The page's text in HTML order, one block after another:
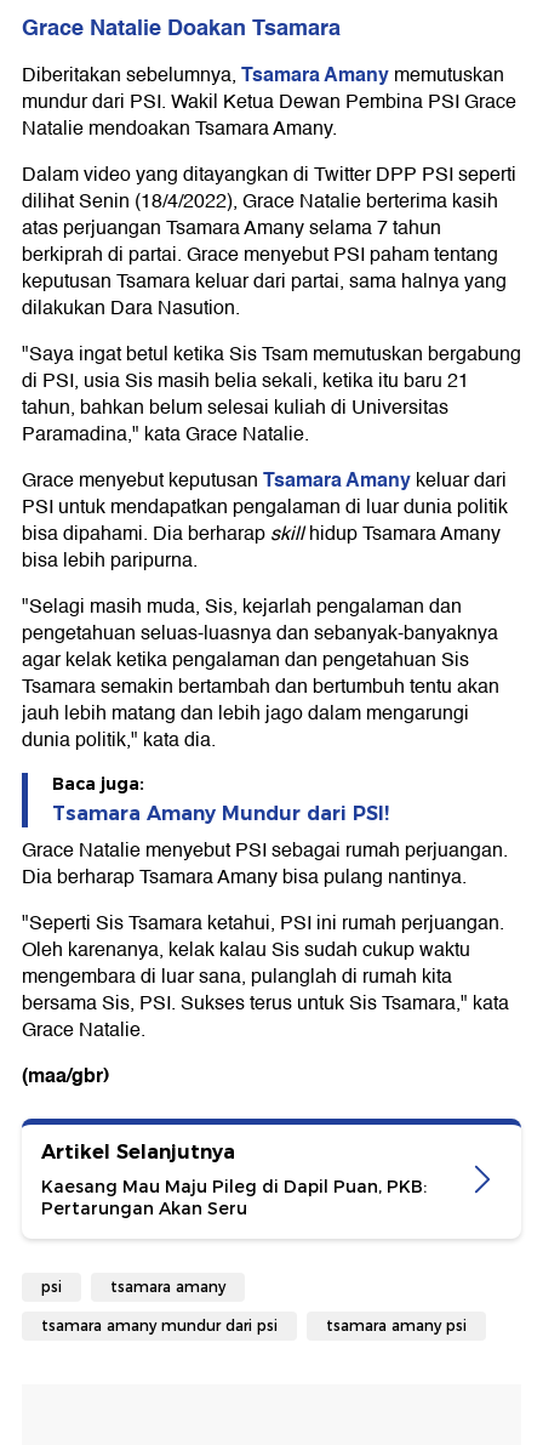
Grace Natalie Doakan Tsamara
Diberitakan sebelumnya,Tsamara Amanymemutuskan
mundur dari PSI. Wakil Ketua Dewan Pembina PSI Grace
Natalie mendoakan Tsamara Amany.
Dalam video yang ditayangkan di Twitter DPP PSI seperti
dilihat Senin (18/4/2022), Grace Natalie berterima kasih
atas perjuangan Tsamara Amany selama 7 tahun
berkiprah di partai. Grace menyebut PSI paham tentang
keputusan Tsamara keluar dari partai, sama halnya yang
dilakukan Dara Nasution.
"Saya ingat betul ketika Sis Tsam memutuskan bergabung
di PSI, usia Sis masih belia sekali, ketika itu baru 21
tahun, bahkan belum selesai kuliah di Universitas
Paramadina," kata Grace Natalie.
Grace menyebut keputusanTsamara Amanykeluar dari
PSI untuk mendapatkan pengalaman di luar dunia politik
bisa dipahami. Dia berharapskillhidup Tsamara Amany
bisa lebih paripurna.
"Selagi masih muda, Sis, kejarlah pengalaman dan
pengetahuan seluas-luasnya dan sebanyak-banyaknya
agar kelak ketika pengalaman dan pengetahuan Sis
Tsamara semakin bertambah dan bertumbuh tentu akan
jauh lebih matang dan lebih jago dalam mengarungi
dunia politik," kata dia.
Baca juga:
Tsamara Amany Mundur dari PSI!
Grace Natalie menyebut PSI sebagai rumah perjuangan.
Dia berharap Tsamara Amany bisa pulang nantinya.
"Seperti Sis Tsamara ketahui, PSI ini rumah perjuangan.
Oleh karenanya, kelak kalau Sis sudah cukup waktu
mengembara di luar sana, pulanglah di rumah kita
bersama Sis, PSI. Sukses terus untuk Sis Tsamara," kata
Grace Natalie.
(maa/gbr)
Artikel Selanjutnya
Kaesang Mau Maju Pileg di Dapil Puan, PKB:
Pertarungan Akan Seru
psi tsamara amany
tsamara amany mundur dari psi tsamara amany psi